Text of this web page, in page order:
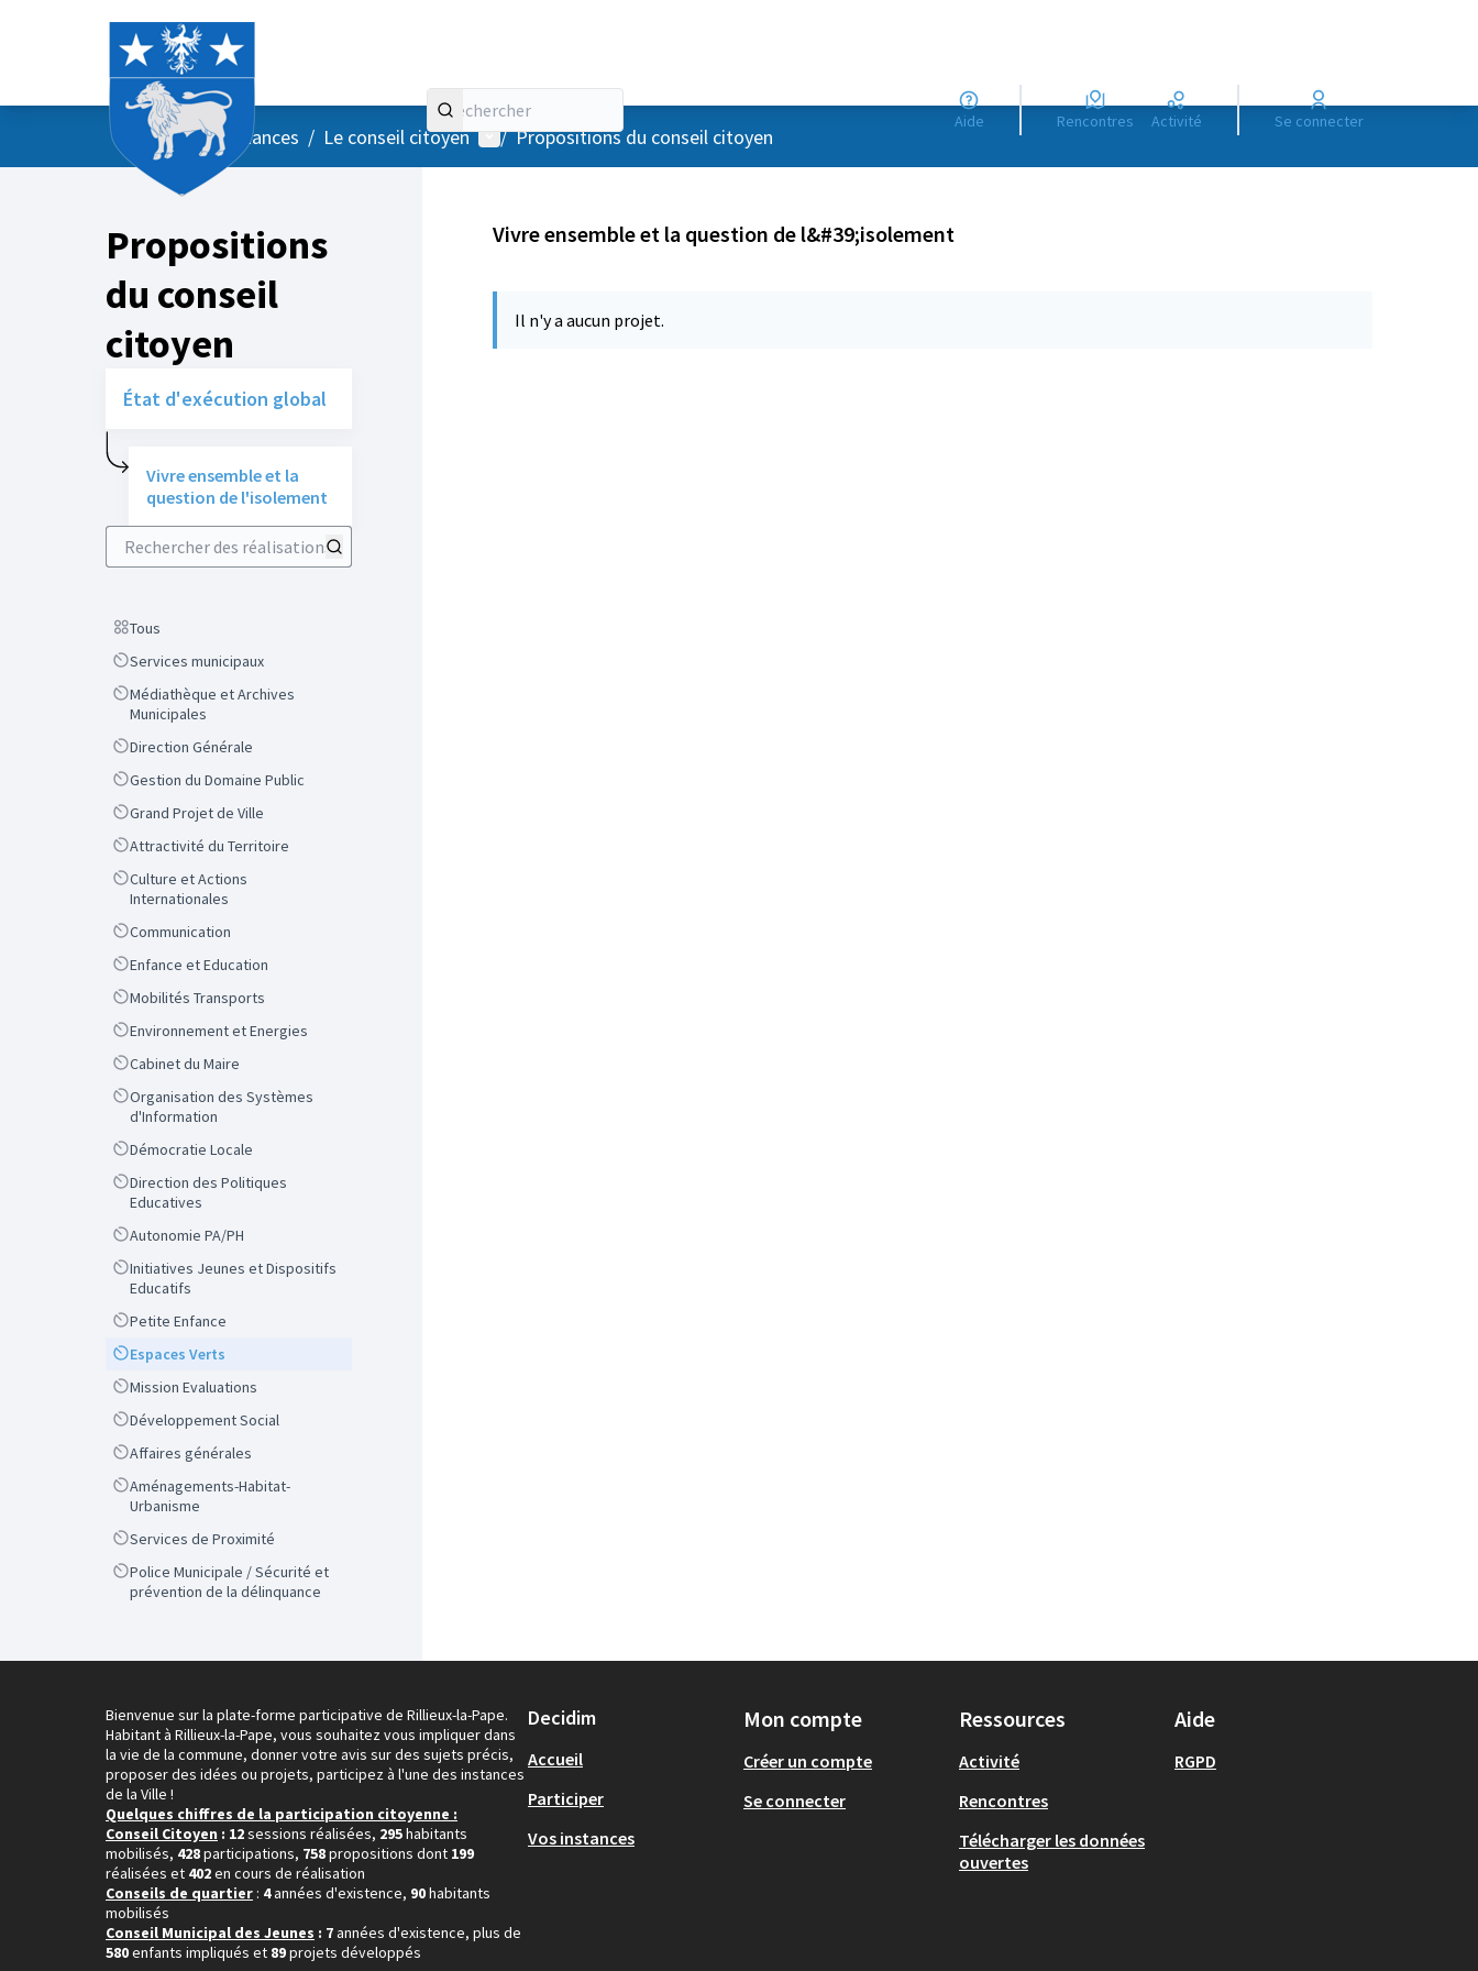
Aide Rencontres Activité Se connecter
AccueilMenu principal
/ Vos instances / Le conseil citoyen Menu utilisateur
/ Propositions du conseil citoyen
Propositions
du conseil
citoyen
État d'exécution global
Vivre ensemble et la
question de l'isolement
Rechercher des réalisations
Scope
Tous
ScopeServices municipaux
Scope
Médiathèque et Archives
Municipales
ScopeDirection Générale
ScopeGestion du Domaine Public
ScopeGrand Projet de Ville
ScopeAttractivité du Territoire
Scope
Culture et Actions
Internationales
ScopeCommunication
ScopeEnfance et Education
ScopeMobilités Transports
ScopeEnvironnement et Energies
ScopeCabinet du Maire
Scope
Organisation des Systèmes
d'Information
ScopeDémocratie Locale
Scope
Direction des Politiques
Educatives
ScopeAutonomie PA/PH
Scope
Initiatives Jeunes et Dispositifs
Educatifs
ScopePetite Enfance
ScopeEspaces Verts
ScopeMission Evaluations
ScopeDéveloppement Social
ScopeAffaires générales
Scope
Aménagements-Habitat-
Urbanisme
ScopeServices de Proximité
Scope
Police Municipale / Sécurité et
prévention de la délinquance
Vivre ensemble et la question de l&#39;isolement
Il n'y a aucun projet.
Bienvenue sur la plate-forme participative de Rillieux-la-Pape.
Habitant à Rillieux-la-Pape, vous souhaitez vous impliquer dans
la vie de la commune, donner votre avis sur des sujets précis,
proposer des idées ou projets, participez à l'une des instances
de la Ville !
Quelques chiffres de la participation citoyenne :
Conseil Citoyen : 12sessions réalisées, 295habitants
mobilisés, 428participations, 758propositions dont 199
réalisées et 402en cours de réalisation
Conseils de quartier : 4années d'existence, 90habitants
mobilisés
Conseil Municipal des Jeunes : 7années d'existence, plus de
580enfants impliqués et 89projets développés
Decidim
Accueil
Participer
Vos instances
Mon compte
Créer un compte
Se connecter
Ressources
Activité
Rencontres
Télécharger les données
ouvertes
Aide
RGPD